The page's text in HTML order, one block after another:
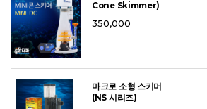
Cone Skimmer)
350,000
마크로 소형 스키머
(NS 시리즈)